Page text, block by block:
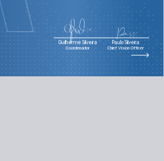
Guilherme Silveira
Coordenador
Paulo Silveira
Chief Vision Officer